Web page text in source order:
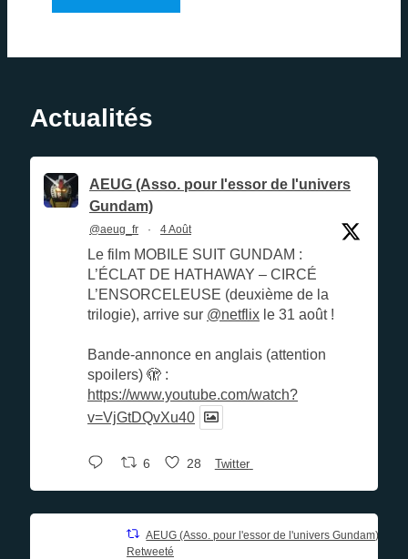
Actualités
AEUG (Asso. pour l'essor de l'univers
Gundam)
@aeug_fr · 4 Août
Le film MOBILE SUIT GUNDAM :
L’ÉCLAT DE HATHAWAY – CIRCÉ
L’ENSORCELEUSE (deuxième de la
trilogie), arrive sur @netflix le 31 août !
Bande-annonce en anglais (attention
spoilers) 🫣 :
https://www.youtube.com/watch?
v=VjGtDQvXu40
6 28 Twitter
AEUG (Asso. pour l'essor de l'univers Gundam)
Retweeté